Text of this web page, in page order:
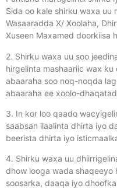
Sida oo kale shirku waxa uu
Wasaaradda X/ Xoolaha,
Xuseen Maxamed doorkiisa
2. Shirku waxa uu soo
hirgelinta mashaariic wax
abaaraha soo noq-noqda
abaaraha ee xoolo-
3. In kor loo qaado
saabsan ilaalinta dhirta iyo
beerista dhirta iyo
4. Shirku waxa uu
dhow looga wada
soosarka, daaqa iyo